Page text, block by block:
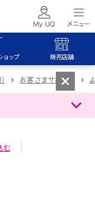
ョップ 販売店舗
お客さまサポート
む